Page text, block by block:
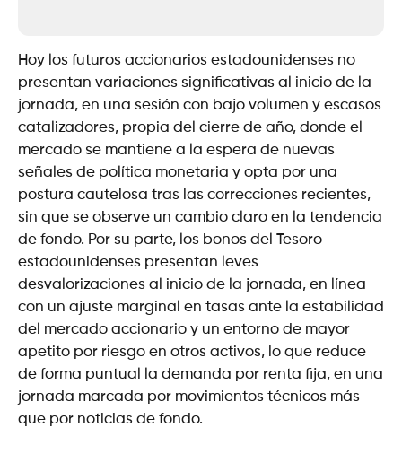
Hoy los futuros accionarios estadounidenses no
presentan variaciones significativas al inicio de la
jornada, en una sesión con bajo volumen y escasos
catalizadores, propia del cierre de año, donde el
mercado se mantiene a la espera de nuevas
señales de política monetaria y opta por una
postura cautelosa tras las correcciones recientes,
sin que se observe un cambio claro en la tendencia
de fondo. Por su parte, los bonos del Tesoro
estadounidenses presentan leves
desvalorizaciones al inicio de la jornada, en línea
con un ajuste marginal en tasas ante la estabilidad
del mercado accionario y un entorno de mayor
apetito por riesgo en otros activos, lo que reduce
de forma puntual la demanda por renta fija, en una
jornada marcada por movimientos técnicos más
que por noticias de fondo.